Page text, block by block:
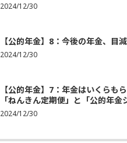
2024/12/30
【公的年金】8：今後の年金、目
2024/12/30
【公的年金】7：年金はいくらも
「ねんきん定期便」と「公的年金
2024/12/30